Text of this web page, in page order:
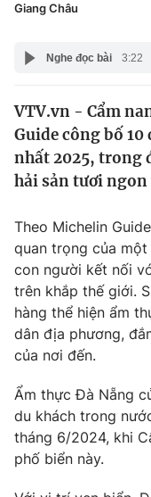
Pháp luật
Y tế
Thế giới
Tin tức
Thế giới đó đây
Câu chuyện quốc tế
Kinh tế
Thị trường
Góc doanh nghiệp
Dữ liệu và đời sống
Truyền hình
Phim VTV
Hậu trường
Nhân vật
Khán giả
Giải sao mai
Giải trí
Điện ảnh
Âm nhạc
Sao
Du lịch
Làm đẹp
Giáo dục
Tuyển sinh
Giang Châu
Nghe đọc bài 3:22
VTV.vn - Cẩm
Guide công bố
nhất 2025, trong
hải sản tươi ngon
Theo Michelin
quan trọng của
con người kết nối
trên khắp thế giới.
hàng thể hiện ẩm
dân địa phương,
của nơi đến.
Ẩm thực Đà Nẵng
du khách trong
tháng 6/2024, khi
phố biển này.